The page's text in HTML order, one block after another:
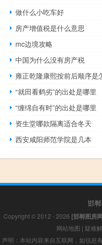
做什么小吃车好
房产增值税是什么意思
mc边境攻略
中国为什么没有房产税
雍正乾隆康熙按前后顺序是
“就田看鹤劣”的出处是哪里
“缠绵自有时”的出处是哪里
资生堂哪款隔离适合冬天
西安咸阳师范学院是几本
邯
Copyright © 2012 - 2026 [邯郸图房
网站地图 | 疑难
声明：本站内容来自互联网，如信息